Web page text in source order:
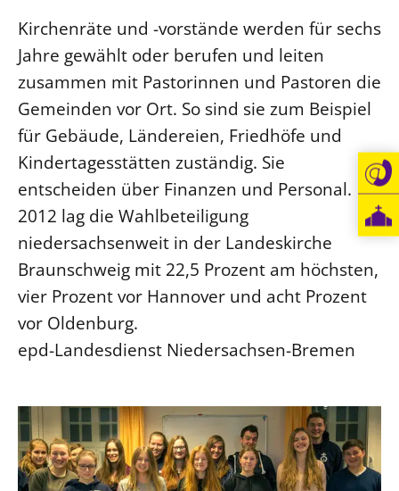
Kirchenräte und -vorstände werden für sechs
Jahre gewählt oder berufen und leiten
zusammen mit Pastorinnen und Pastoren die
Gemeinden vor Ort. So sind sie zum Beispiel
für Gebäude, Ländereien, Friedhöfe und
Kindertagesstätten zuständig. Sie
entscheiden über Finanzen und Personal.
2012 lag die Wahlbeteiligung
niedersachsenweit in der Landeskirche
Braunschweig mit 22,5 Prozent am höchsten,
vier Prozent vor Hannover und acht Prozent
vor Oldenburg.
epd-Landesdienst Niedersachsen-Bremen
IT-Service
Corporate Design
Interventionsplan
Jahresgespräche
Kantine Speiseplan
Kirchliches Amtsblatt
Kirchliche Verwaltung
Klimaschutzgesetz
Kunstreferat
NKVK
Öffentlichkeitsarbeit
Personalausschuss
Recht
Terminstundenplaner